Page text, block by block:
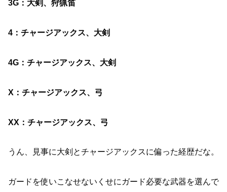
3G：大剣、狩猟笛
4：チャージアックス、大剣
4G：チャージアックス、大剣
X：チャージアックス、弓
XX：チャージアックス、弓
うん、見事に大剣とチャージアックスに偏った経歴だな。
ガードを使いこなせないくせにガード必要な武器を選んで